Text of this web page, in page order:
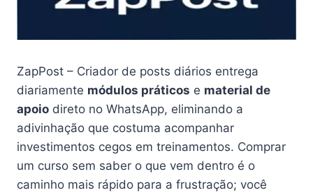
ZapPost – Criador de posts diários entrega
diariamente módulos práticos e material de
apoio direto no WhatsApp, eliminando a
adivinhação que costuma acompanhar
investimentos cegos em treinamentos. Comprar
um curso sem saber o que vem dentro é o
caminho mais rápido para a frustração; você